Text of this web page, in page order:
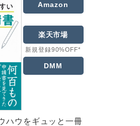
Amazon
楽天市場
新規登録90%OFF*
DMM
ハウをギュッと一冊